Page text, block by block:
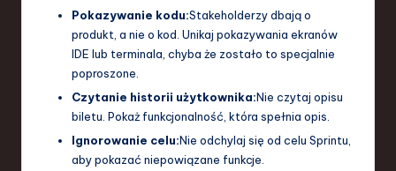
Pokazywanie kodu:Stakeholderzy dbają o
produkt, a nie o kod. Unikaj pokazywania ekranów
IDE lub terminala, chyba że zostało to specjalnie
poproszone.
Czytanie historii użytkownika:Nie czytaj opisu
biletu. Pokaż funkcjonalność, która spełnia opis.
Ignorowanie celu:Nie odchylaj się od celu Sprintu,
aby pokazać niepowiązane funkcje.